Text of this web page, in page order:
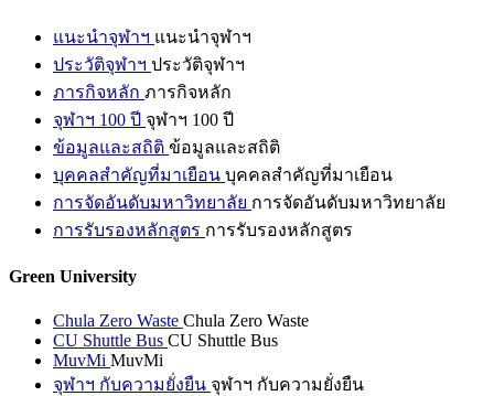
แนะนำจุฬาฯ แนะนำจุฬาฯ
ประวัติจุฬาฯ ประวัติจุฬาฯ
ภารกิจหลัก ภารกิจหลัก
จุฬาฯ 100 ปี จุฬาฯ 100 ปี
ข้อมูลและสถิติ ข้อมูลและสถิติ
บุคคลสำคัญที่มาเยือน บุคคลสำคัญที่มาเยือน
การจัดอันดับมหาวิทยาลัย การจัดอันดับมหาวิทยาลัย
การรับรองหลักสูตร การรับรองหลักสูตร
Green University
Chula Zero Waste Chula Zero Waste
CU Shuttle Bus CU Shuttle Bus
MuvMi MuvMi
จุฬาฯ กับความยั่งยืน จุฬาฯ กับความยั่งยืน